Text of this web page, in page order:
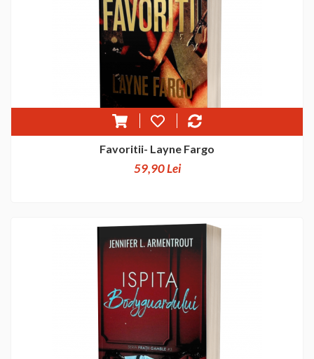
Favoritii- Layne Fargo
59,90 Lei